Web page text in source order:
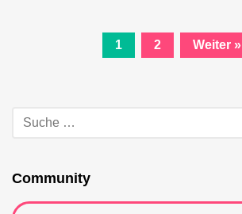
Navigation
1 2 Weiter »
nach:
Community